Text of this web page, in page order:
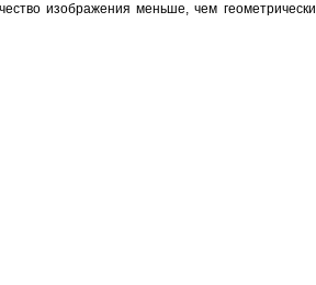
изображения меньше, чем